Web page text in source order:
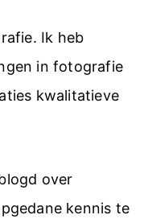
Ik heb
in fotografie
kwalitatieve
over
kennis te